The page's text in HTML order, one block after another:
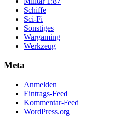
Schiffe
Sci-Fi
Sonstiges
Wargaming
Werkzeug
Meta
Anmelden
Eintrags-Feed
Kommentar-Feed
WordPress.org